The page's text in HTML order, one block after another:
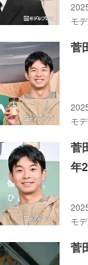
モ
菅
モ
菅
年
モ
菅